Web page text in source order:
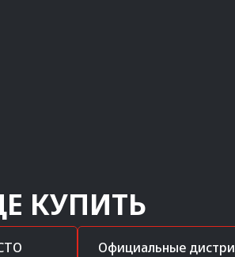
КУПИТЬ
Официальные